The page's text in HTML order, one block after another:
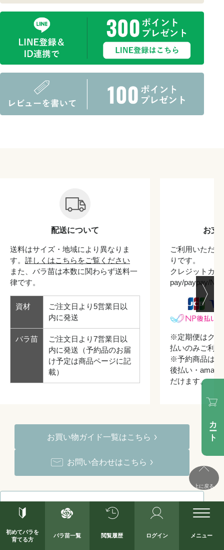
配送について
送料はサイズ・地域により異なりま
す。 詳しくはこちらをご覧ください
また、バラ苗は本数に関わらず送料一
律です。
資材
ご注文日より5営業日以
内に発送
バラ苗
ご注文日より7営業日以
内に発送（予約品のお届
け予定は商品ページに記
載）
お支
ご利用いただ
りです。
クレジットカ
pay/paypay/
※定期便はクレ
払いのみご利
※予約商品はク
後払い・
だけます。
お買い物ガイド一覧はこちら
お問い合わせはこちら
よくあるご質問
初めてバラを
育てる方
バラ苗一覧 閲覧履歴 ログイン メニュー
カート
上に戻る